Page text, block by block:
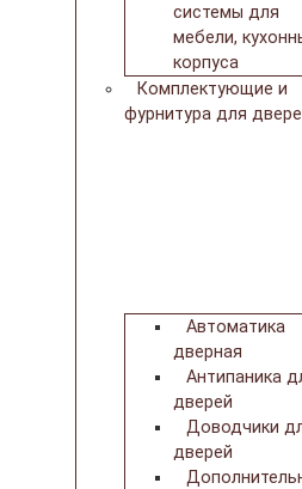
системы для
мебели,
корпуса
Комплектующие и
фурнитура для
Автоматика
дверная
Антипаника
дверей
Доводчики
дверей